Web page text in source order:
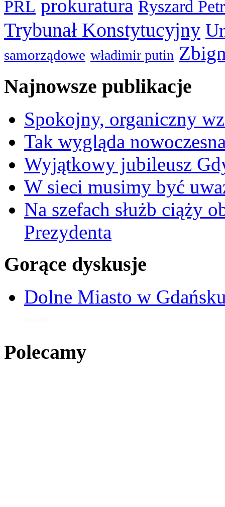
PRL prokuratura Ryszard
Trybunał Konstytucyjny
samorządowe władimir putin
Najnowsze publikacje
Spokojny, organiczny
Tak wygląda
Wyjątkowy jubileusz
W sieci musimy być
Na szefach służb ciąży
Prezydenta
Gorące dyskusje
Dolne Miasto w
Polecamy